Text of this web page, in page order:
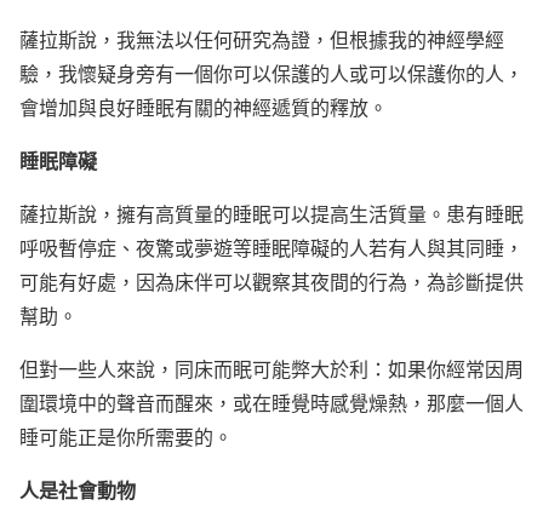
薩拉斯說，我無法以任何研究為證，但根據我的神經學經
驗，我懷疑身旁有一個你可以保護的人或可以保護你的人，
會增加與良好睡眠有關的神經遞質的釋放。
睡眠障礙
薩拉斯說，擁有高質量的睡眠可以提高生活質量。患有睡眠
呼吸暫停症、夜驚或夢遊等睡眠障礙的人若有人與其同睡，
可能有好處，因為床伴可以觀察其夜間的行為，為診斷提供
幫助。
但對一些人來說，同床而眠可能弊大於利：如果你經常因周
圍環境中的聲音而醒來，或在睡覺時感覺燥熱，那麼一個人
睡可能正是你所需要的。
人是社會動物